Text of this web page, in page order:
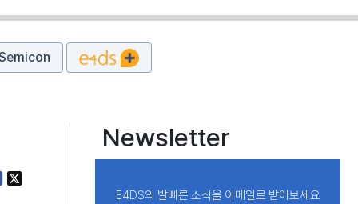
Newsletter
E4DS의 발빠른 소식을 이메일로 받아보세요